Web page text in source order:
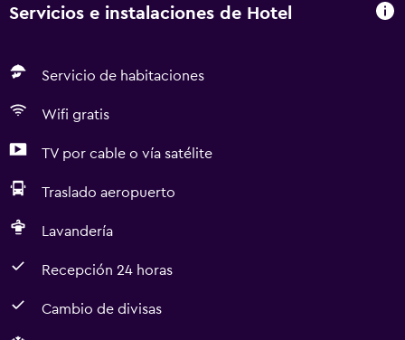
Servicios e instalaciones de Hotel
Servicio de habitaciones
Wifi gratis
TV por cable o vía satélite
Traslado aeropuerto
Lavandería
Recepción 24 horas
Cambio de divisas